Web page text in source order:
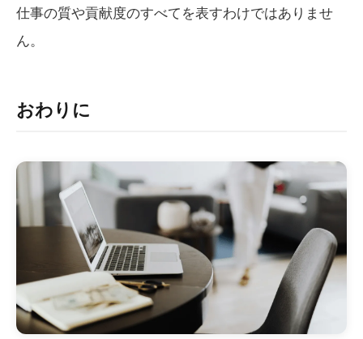
仕事の質や貢献度のすべてを表すわけではありませ
ん。
おわりに